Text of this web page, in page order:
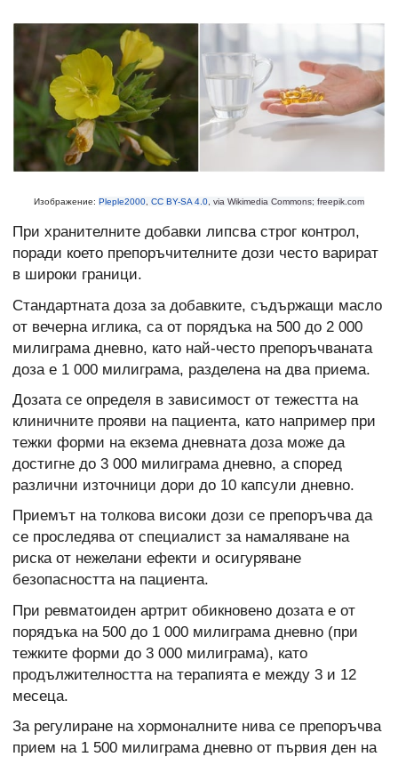
Изображение: Pleple2000 CC BY-SA 4.0 , via Wikimedia Commons; freepik.com
При хранителните добавки липсва строг контрол,
поради което препоръчителните дози често варират
в широки граници.
Стандартната доза за добавките, съдържащи масло
от вечерна иглика, са от порядъка на 500 до 2 000
милиграма дневно, като най-често препоръчваната
доза е 1 000 милиграма, разделена на два приема.
Дозата се определя в зависимост от тежестта на
клиничните прояви на пациента, като например при
тежки форми на екзема дневната доза може да
достигне до 3 000 милиграма дневно, а според
различни източници дори до 10 капсули дневно.
Приемът на толкова високи дози се препоръчва да
се проследява от специалист за намаляване на
риска от нежелани ефекти и осигуряване
безопасността на пациента.
При ревматоиден артрит обикновено дозата е от
порядъка на 500 до 1 000 милиграма дневно (при
тежките форми до 3 000 милиграма), като
продължителността на терапията е между 3 и 12
месеца.
За регулиране на хормоналните нива се препоръчва
прием на 1 500 милиграма дневно от първия ден на